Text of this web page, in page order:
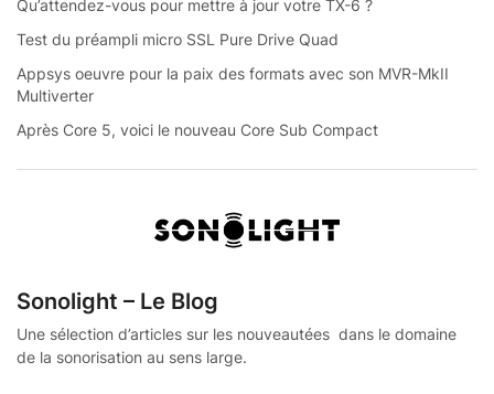
Qu’attendez-vous pour mettre à jour votre TX-6 ?
Test du préampli micro SSL Pure Drive Quad
Appsys oeuvre pour la paix des formats avec son MVR-MkII
Multiverter
Après Core 5, voici le nouveau Core Sub Compact
Sonolight – Le Blog
Une sélection d’articles sur les nouveautées dans le domaine
de la sonorisation au sens large.